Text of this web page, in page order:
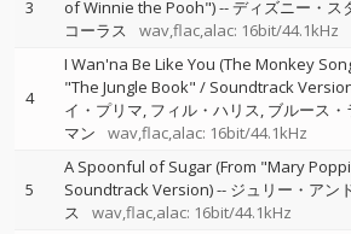
3
of Winnie the Pooh")--ディズニー・ス
コーラス
wav,flac,alac: 16bit/44.1kHz
4
I Wan'na Be Like You (The Monkey
"The Jungle Book" / Soundtrack
イ・プリマ フィル・ハリス ブルース・
マン
wav,flac,alac: 16bit/44.1kHz
5
A Spoonful of Sugar (From "Mary
Soundtrack Version)-- ジュリー・アン
ス
wav,flac,alac: 16bit/44.1kHz